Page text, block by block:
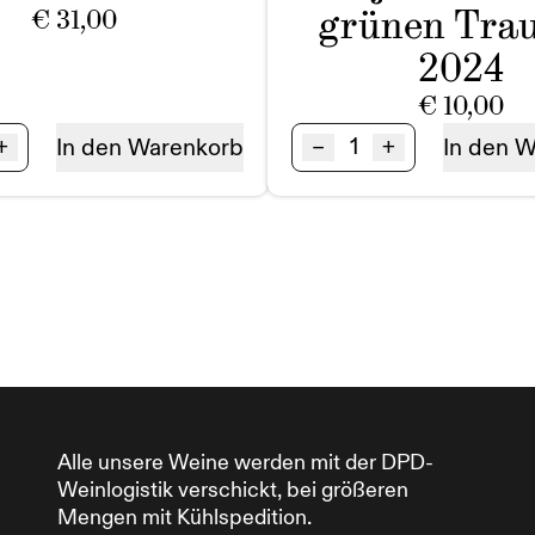
€ 31,00
In den Warenkorb
grünen
2024
€ 10,00
–
Verjus
BIO
Saft
+ In den
Alle unsere Weine werden mit der DPD-
Weinlogistik verschickt, bei größeren
Mengen mit Kühlspedition.